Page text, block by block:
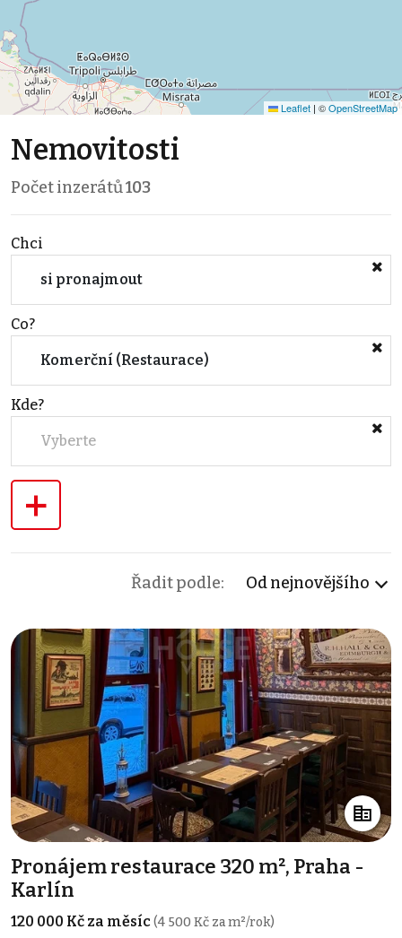
Leaflet | ©OpenStreetMap
Nemovitosti
Počet inzerátů103
Chci
si pronajmout
Co?
Komerční (Restaurace)
Kde?
Vyberte
+
Řadit podle: Od nejnovějšího
Pronájem restaurace 320 m², Praha -
Karlín
120 000 Kč za měsíc(4 500 Kč za m²/rok)